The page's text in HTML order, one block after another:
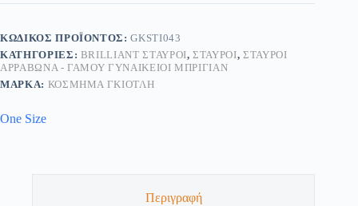
ΚΩΔΙΚΌΣ ΠΡΟΪΌΝΤΟΣ:GKSTI043
ΚΑΤΗΓΟΡΊΕΣ: BRILLIANT ΣΤΑΥΡΟΊ,ΣΤΑΥΡΟΊ,ΣΤΑΥΡΟΊ
ΑΡΡΑΒΏΝΑ - ΓΆΜΟΥ ΓΥΝΑΙΚΕΊΟΙ ΜΠΡΙΓΙΆΝ
ΜΆΡΚΑ: ΚΟΣΜΗΜΑ ΓΚΙΟΤΛΗ
One Size
Περιγραφή